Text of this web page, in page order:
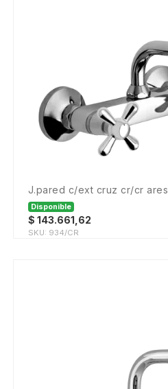
j.pared c/ext cruz cr/cr ares
Disponible
$ 143.661,62
SKU: 934/CR